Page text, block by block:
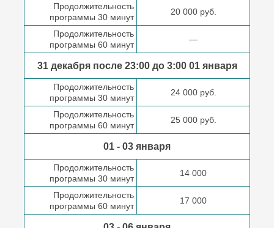
Продолжительность
программы 30 минут
20 000 руб.
Продолжительность
программы 60 минут
—
31 декабря после23:00 до 3:0001 января
Продолжительность
программы 30 минут
24 000 руб.
Продолжительность
программы 60 минут
25 000 руб.
01 - 03 января
Продолжительность
программы 30 минут
14 000
Продолжительность
программы 60 минут
17 000